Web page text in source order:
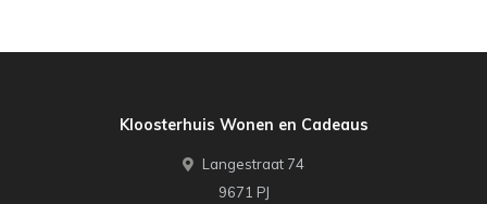
Kloosterhuis Wonen en Cadeaus
Langestraat 74
9671 PJ